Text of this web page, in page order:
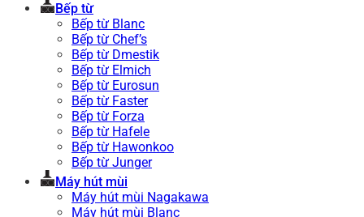
Bếp từ
Bếp từ Blanc
Bếp từ Chef’s
Bếp từ Dmestik
Bếp từ Elmich
Bếp từ Eurosun
Bếp từ Faster
Bếp từ Forza
Bếp từ Hafele
Bếp từ Hawonkoo
Bếp từ Junger
Máy hút mùi
Máy hút mùi Nagakawa
Máy hút mùi Blanc